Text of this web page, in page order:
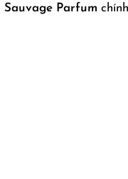
Sauvage Parfum